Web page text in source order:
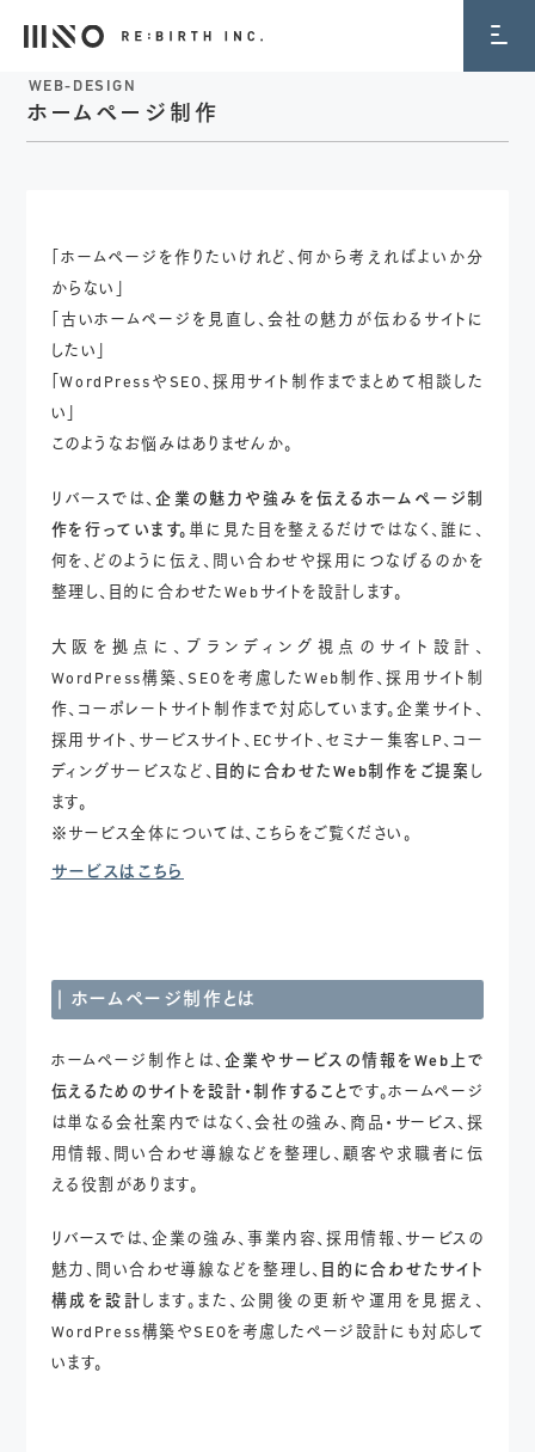
WEB-DESIGN
ホームページ制作
「ホームページを作りたいけれど、何から考えればよいか分
からない」
「古いホームページを見直し、会社の魅力が伝わるサイトに
したい」
「WordPressやSEO、採用サイト制作までまとめて相談した
い」
このようなお悩みはありませんか。
リバースでは、企業の魅力や強みを伝えるホームページ制
作を行っています。 単に見た目を整えるだけではなく、誰に、
何を、どのように伝え、問い合わせや採用につなげるのかを
整理し、目的に合わせたWebサイトを設計します。
大阪を拠点に、ブランディング視点のサイト設計、
WordPress構築、SEOを考慮したWeb制作、採用サイト制
作、コーポレートサイト制作まで対応しています。企業サイト、
採用サイト、サービスサイト、ECサイト、セミナー集客LP、コー
ディングサービスなど、 目的に合わせたWeb制作をご提案 し
ます。
※サービス全体については、こちらをご覧ください。
サービスはこちら
ホームページ制作とは
ホームページ制作とは、企業やサービスの情報をWeb上で
伝えるためのサイトを設計・制作することです。ホームページ
は単なる会社案内ではなく、会社の強み、商品・サービス、採
用情報、問い合わせ導線などを整理し、顧客や求職者に伝
える役割があります。
リバースでは、企業の強み、事業内容、採用情報、サービスの
魅力、問い合わせ導線などを整理し、 目的に合わせたサイト
構成を設計 します。また、公開後の更新や運用を見据え、
WordPress構築やSEOを考慮したページ設計にも対応して
います。